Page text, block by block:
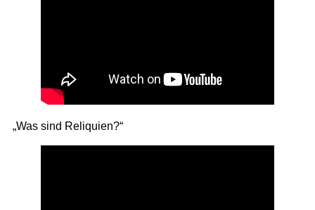
„Was sind Reliquien?“